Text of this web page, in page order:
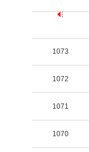
1073
1072
1071
1070